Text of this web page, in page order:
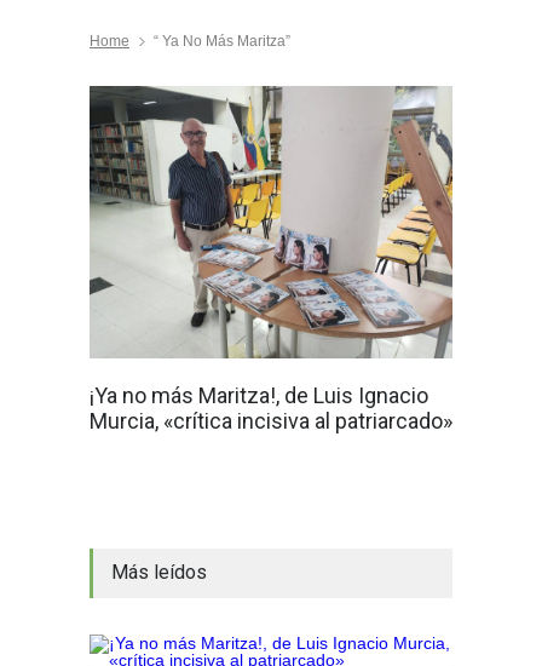
Home “ Ya No Más Maritza”
¡Ya no más Maritza!, de Luis Ignacio
Murcia, «crítica incisiva al patriarcado»
Más leídos